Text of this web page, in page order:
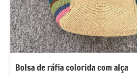
Bolsa de ráfia colorida com alça